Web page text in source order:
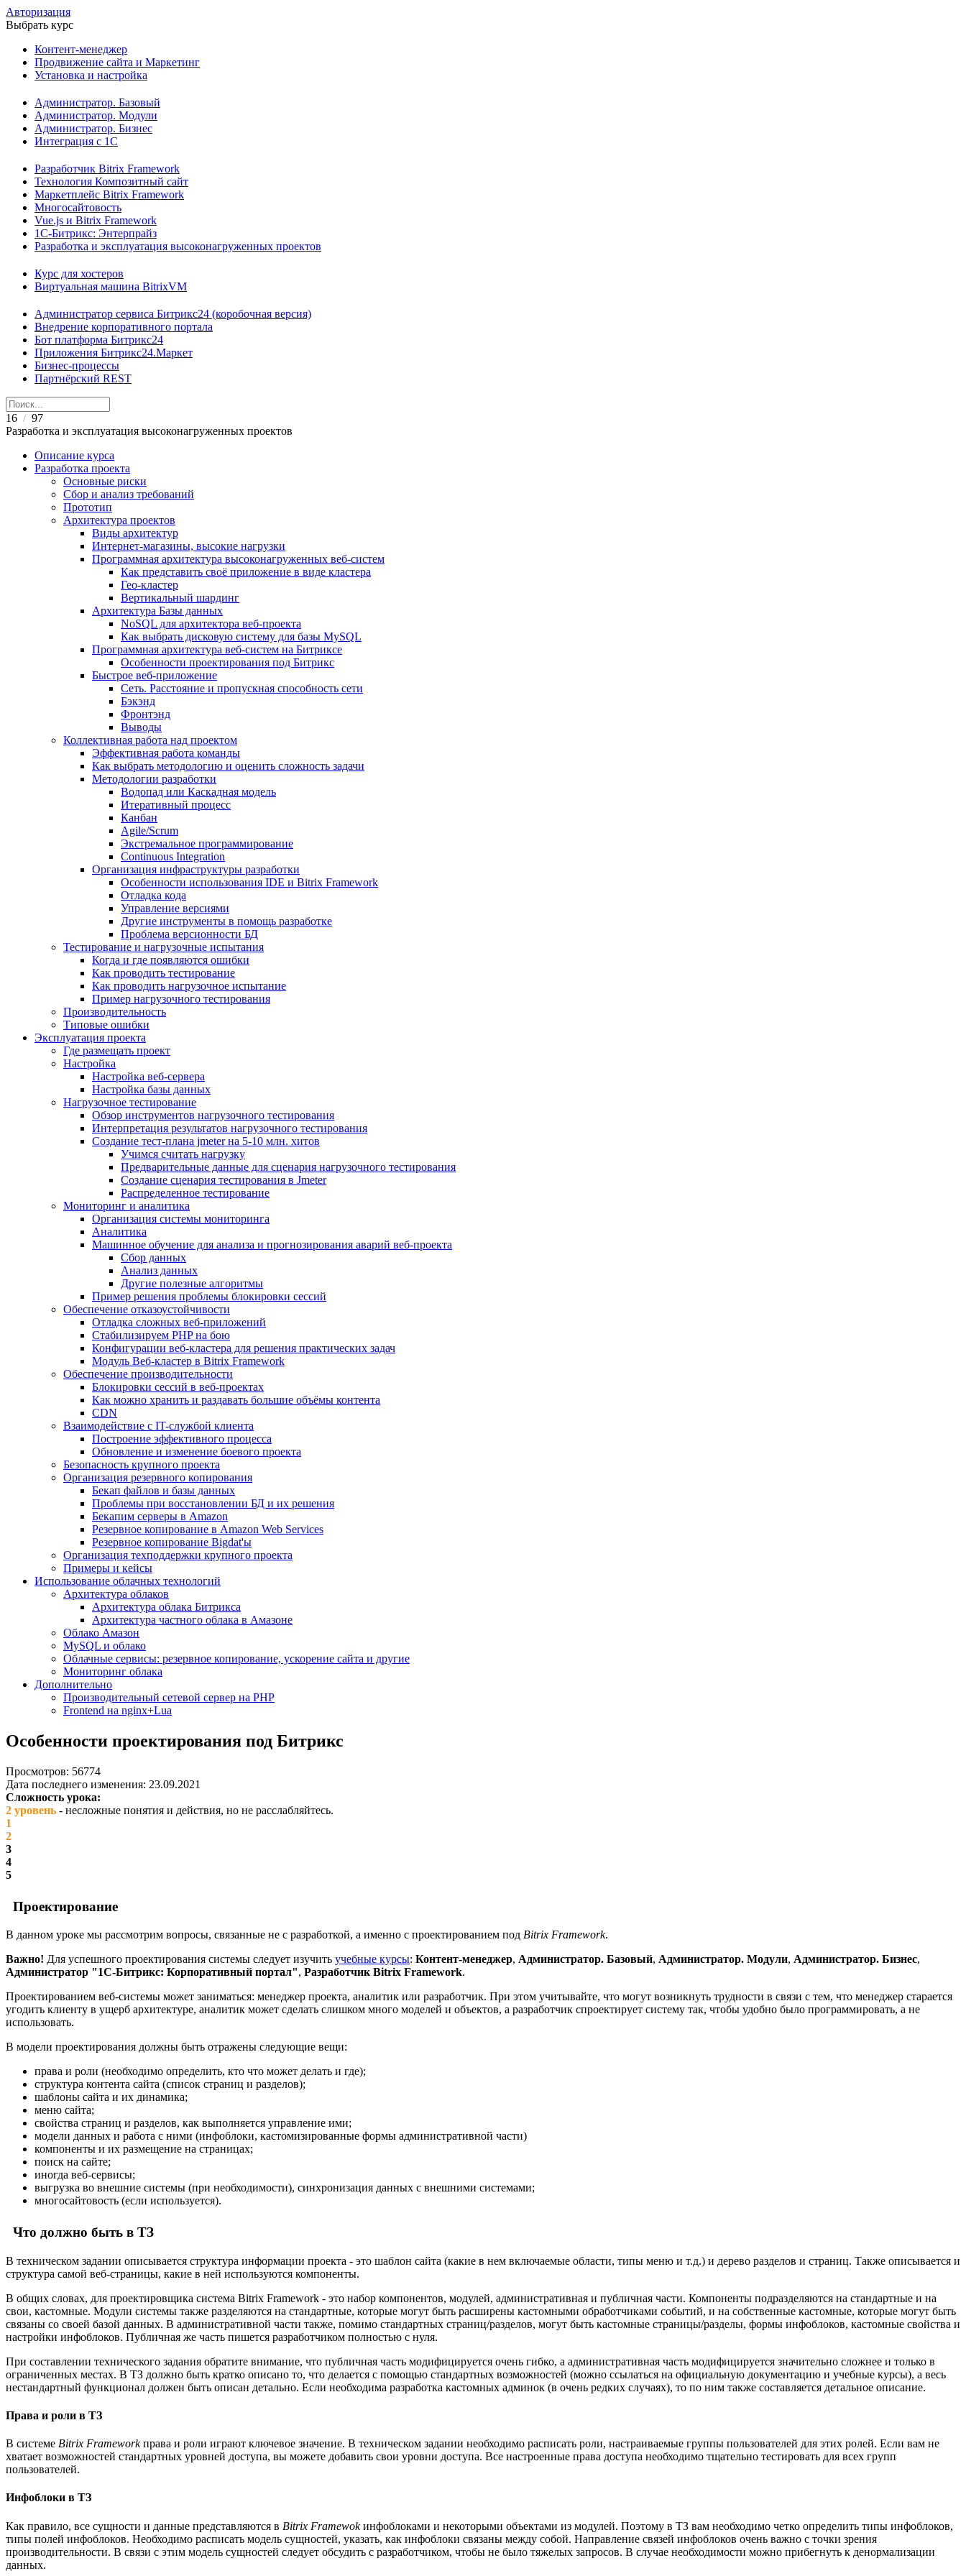
Авторизация
Выбрать курс
Контент-менеджер
Продвижение сайта и Маркетинг
Установка и настройка
Администратор. Базовый
Администратор. Модули
Администратор. Бизнес
Интеграция с 1С
Разработчик Bitrix Framework
Технология Композитный сайт
Маркетплейс Bitrix Framework
Многосайтовость
Vue.js и Bitrix Framework
1С-Битрикс: Энтерпрайз
Разработка и эксплуатация высоконагруженных проектов
Курс для хостеров
Виртуальная машина BitrixVM
Администратор сервиса Битрикс24 (коробочная версия)
Внедрение корпоративного портала
Бот платформа Битрикс24
Приложения Битрикс24.Маркет
Бизнес-процессы
Партнёрский REST
16 / 97
Разработка и эксплуатация высоконагруженных проектов
Описание курса
Разработка проекта
Основные риски
Сбор и анализ требований
Прототип
Архитектура проектов
Виды архитектур
Интернет-магазины, высокие нагрузки
Программная архитектура высоконагруженных веб-систем
Как представить своё приложение в виде кластера
Гео-кластер
Вертикальный шардинг
Архитектура Базы данных
NoSQL для архитектора веб-проекта
Как выбрать дисковую систему для базы MySQL
Программная архитектура веб-систем на Битриксе
Особенности проектирования под Битрикс
Быстрое веб-приложение
Сеть. Расстояние и пропускная способность сети
Бэкэнд
Фронтэнд
Выводы
Коллективная работа над проектом
Эффективная работа команды
Как выбрать методологию и оценить сложность задачи
Методологии разработки
Водопад или Каскадная модель
Итеративный процесс
Канбан
Agile/Scrum
Экстремальное программирование
Continuous Integration
Организация инфраструктуры разработки
Особенности использования IDE и Bitrix Framework
Отладка кода
Управление версиями
Другие инструменты в помощь разработке
Проблема версионности БД
Тестирование и нагрузочные испытания
Когда и где появляются ошибки
Как проводить тестирование
Как проводить нагрузочное испытание
Пример нагрузочного тестирования
Производительность
Типовые ошибки
Эксплуатация проекта
Где размещать проект
Настройка
Настройка веб-сервера
Настройка базы данных
Нагрузочное тестирование
Обзор инструментов нагрузочного тестирования
Интерпретация результатов нагрузочного тестирования
Создание тест-плана jmeter на 5-10 млн. хитов
Учимся считать нагрузку
Предварительные данные для сценария нагрузочного тестирования
Создание сценария тестирования в Jmeter
Распределенное тестирование
Мониторинг и аналитика
Организация системы мониторинга
Аналитика
Машинное обучение для анализа и прогнозирования аварий веб-проекта
Сбор данных
Анализ данных
Другие полезные алгоритмы
Пример решения проблемы блокировки сессий
Обеспечение отказоустойчивости
Отладка сложных веб-приложений
Стабилизируем PHP на бою
Конфигурации веб-кластера для решения практических задач
Модуль Веб-кластер в Bitrix Framework
Обеспечение производительности
Блокировки сессий в веб-проектах
Как можно хранить и раздавать большие объёмы контента
CDN
Взаимодействие с IT-службой клиента
Построение эффективного процесса
Обновление и изменение боевого проекта
Безопасность крупного проекта
Организация резервного копирования
Бекап файлов и базы данных
Проблемы при восстановлении БД и их решения
Бекапим серверы в Amazon
Резервное копирование в Amazon Web Services
Резервное копирование Bigdat'ы
Организация техподдержки крупного проекта
Примеры и кейсы
Использование облачных технологий
Архитектура облаков
Архитектура облака Битрикса
Архитектура частного облака в Амазоне
Облако Амазон
MySQL и облако
Облачные сервисы: резервное копирование, ускорение сайта и другие
Мониторинг облака
Дополнительно
Производительный сетевой сервер на PHP
Frontend на nginx+Lua
Особенности проектирования под Битрикс
Просмотров: 56774
Дата последнего изменения: 23.09.2021
Сложность урока:
2 уровень - несложные понятия и действия, но не расслабляйтесь.
1
2
3
4
5
Проектирование
В данном уроке мы рассмотрим вопросы, связанные не с разработкой, а именно с проектированием под Bitrix Framework.
Важно! Для успешного проектирования системы следует изучить учебные курсы: Контент-менеджер, Администратор. Базовый, Администратор. Модули, Администратор. Бизнес,
Администратор "1С-Битрикс: Корпоративный портал", Разработчик Bitrix Framework.
Проектированием веб-системы может заниматься: менеджер проекта, аналитик или разработчик. При этом учитывайте, что могут возникнуть трудности в связи с тем, что менеджер старается
угодить клиенту в ущерб архитектуре, аналитик может сделать слишком много моделей и объектов, а разработчик спроектирует систему так, чтобы удобно было программировать, а не
использовать.
В модели проектирования должны быть отражены следующие вещи:
права и роли (необходимо определить, кто что может делать и где);
структура контента сайта (список страниц и разделов);
шаблоны сайта и их динамика;
меню сайта;
свойства страниц и разделов, как выполняется управление ими;
модели данных и работа с ними (инфоблоки, кастомизированные формы административной части)
компоненты и их размещение на страницах;
поиск на сайте;
иногда веб-сервисы;
выгрузка во внешние системы (при необходимости), синхронизация данных с внешними системами;
многосайтовость (если используется).
Что должно быть в ТЗ
В техническом задании описывается структура информации проекта - это шаблон сайта (какие в нем включаемые области, типы меню и т.д.) и дерево разделов и страниц. Также описывается и
структура самой веб-страницы, какие в ней используются компоненты.
В общих словах, для проектировщика система Bitrix Framework - это набор компонентов, модулей, административная и публичная части. Компоненты подразделяются на стандартные и на
свои, кастомные. Модули системы также разделяются на стандартные, которые могут быть расширены кастомными обработчиками событий, и на собственные кастомные, которые могут быть
связаны со своей базой данных. В административной части также, помимо стандартных страниц/разделов, могут быть кастомные страницы/разделы, формы инфоблоков, кастомные свойства и
настройки инфоблоков. Публичная же часть пишется разработчиком полностью с нуля.
При составлении технического задания обратите внимание, что публичная часть модифицируется очень гибко, а административная часть модифицируется значительно сложнее и только в
ограниченных местах. В ТЗ должно быть кратко описано то, что делается с помощью стандартных возможностей (можно ссылаться на официальную документацию и учебные курсы), а весь
нестандартный функционал должен быть описан детально. Если необходима разработка кастомных админок (в очень редких случаях), то по ним также составляется детальное описание.
Права и роли в ТЗ
В системе Bitrix Frameworkправа и роли играют ключевое значение. В техническом задании необходимо расписать роли, настраиваемые группы пользователей для этих ролей. Если вам не
хватает возможностей стандартных уровней доступа, вы можете добавить свои уровни доступа. Все настроенные права доступа необходимо тщательно тестировать для всех групп
пользователей.
Инфоблоки в ТЗ
Как правило, все сущности и данные представляются в Bitrix Framewokинфоблоками и некоторыми объектами из модулей. Поэтому в ТЗ вам необходимо четко определить типы инфоблоков,
типы полей инфоблоков. Необходимо расписать модель сущностей, указать, как инфоблоки связаны между собой. Направление связей инфоблоков очень важно с точки зрения
производительности. В связи с этим модель сущностей следует обсудить с разработчиком, чтобы не было тяжелых запросов. В случае необходимости можно прибегнуть к денормализации
данных.